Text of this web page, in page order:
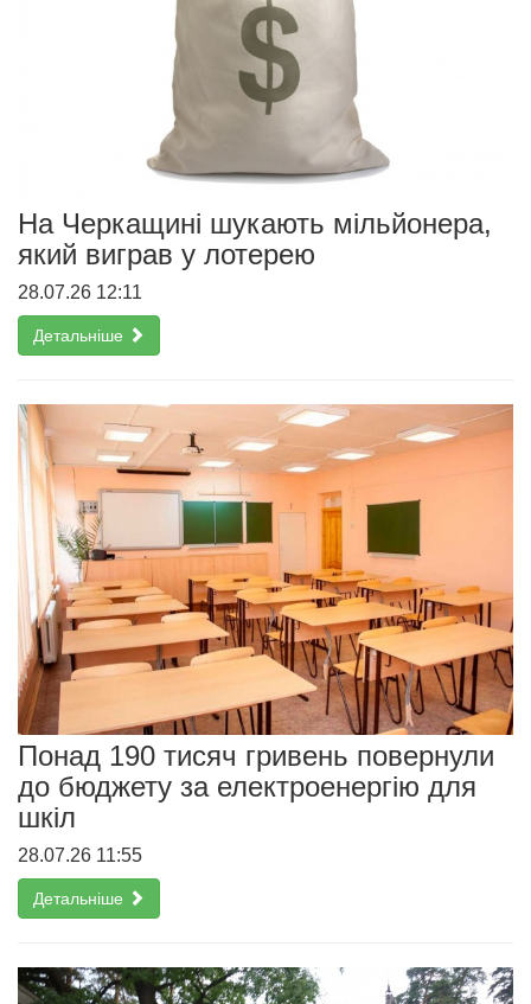
На Черкащині шукають мільйонера,
який виграв у лотерею
28.07.26 12:11
Детальніше
Понад 190 тисяч гривень повернули
до бюджету за електроенергію для
шкіл
28.07.26 11:55
Детальніше